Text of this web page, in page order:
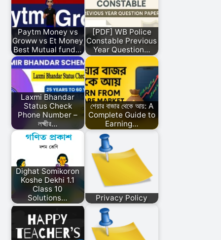
Paytm Money vs
Groww vs Et Money
Best Mutual fund…
[PDF] WB Police
Constable Previous
Year Question…
Laxmi Bhandar
Status Check
Phone Number –
লক্ষ্মীর…
শেয়ার বাজার থেকে আয়: A
Complete Guide to
Earning…
Dighat Somikoron
Koshe Dekhi 1.1
Class 10
Solutions…
Privacy Policy